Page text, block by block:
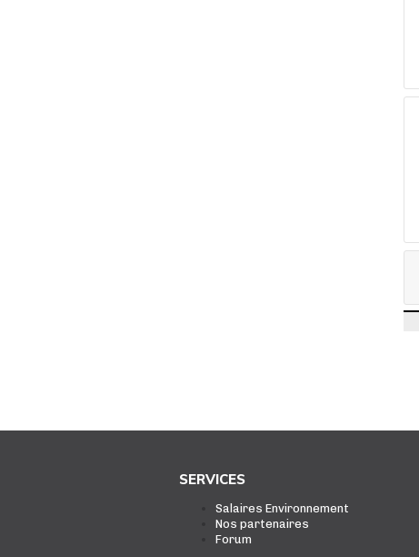
SERVICES
Salaires Environnement
Nos partenaires
Forum